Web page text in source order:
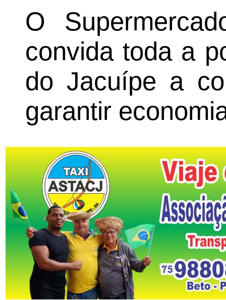
O
convida toda a
do Jacuípe a
garantir